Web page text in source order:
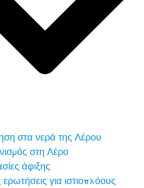
στα νερά της Λέρου
στη Λέρο
άφιξης
για ιστιοπλόους